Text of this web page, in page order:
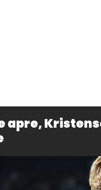
apre,